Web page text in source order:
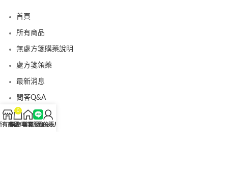
首頁
所有商品
無處方箋購藥說明
處方箋領藥
最新消息
問答Q&A
認識我們
有商品
0
購物車首頁客服Line
我的賬戶